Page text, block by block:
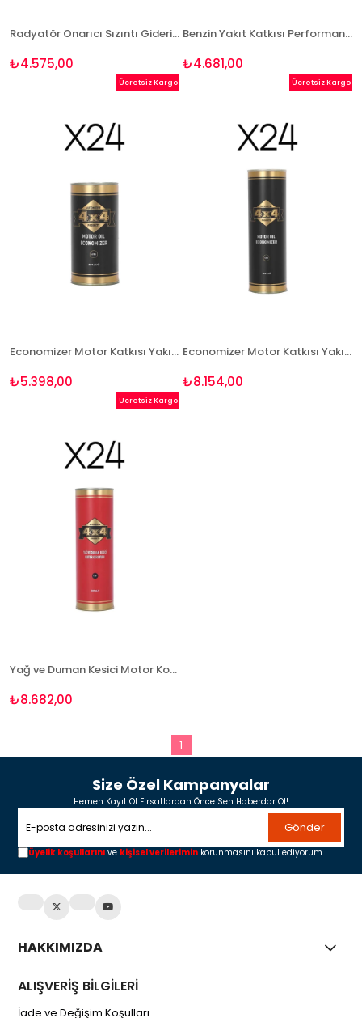
Radyatör Onarıcı Sızıntı Giderici 250 ml - 24 Adet Paket
₺4.575,00
Benzin Yakıt Katkısı Performans Artırıcı 250 ml - 24 Adet Avantaj Paketi
₺4.681,00
Economizer Motor Katkısı Yakıt Tasarruflu 354 ml - 24 Adet Paket
₺5.398,00
Ücretsiz Kargo
Economizer Motor Katkısı Yakıt Tasarruflu 600 ml - 24 Adet Avantaj Paketi
₺8.154,00
Ücretsiz Kargo
Yağ ve Duman Kesici Motor Koruyucu 600 ml - 24 Adet Avantaj Paketi
₺8.682,00
Ücretsiz Kargo
1
Size Özel Kampanyalar
Hemen Kayıt Ol Fırsatlardan Önce Sen Haberdar Ol!
Gönder
Üyelik koşullarını ve kişisel verilerimin korunmasını kabul ediyorum.
HAKKIMIZDA
ALIŞVERİŞ BİLGİLERİ
İade ve Değişim Koşulları